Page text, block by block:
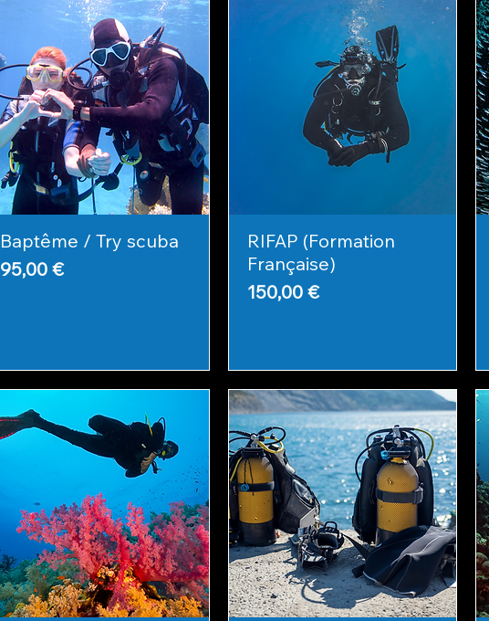
Baptême / Try scuba
Prix
95,00 €
RIFAP (Formation
Française)
Prix
150,00 €